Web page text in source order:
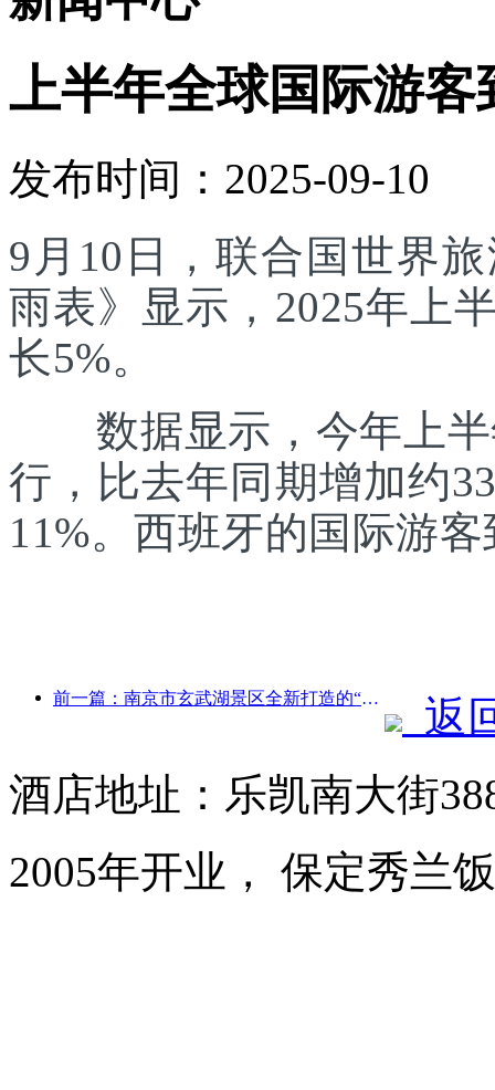
上半年全球国际游
发布时间：2025-09-10
9月10日，联合国世界
雨表》显示，2025年上
长5%。
数据显示，今年上半
行，比去年同期增加约
11%。西班牙的国际游
前一篇：南京市玄武湖景区全新打造的“金陵诗仙馆”等4座文化场馆正式开放
返
酒店地址：乐凯南大街
2005年开业， 保定秀